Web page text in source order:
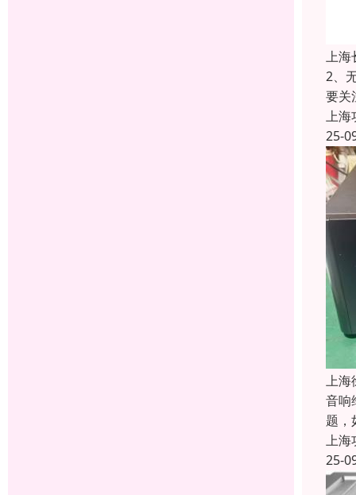
上海
2、
要关
上海
25-
上海
音响
题，
上海
25-